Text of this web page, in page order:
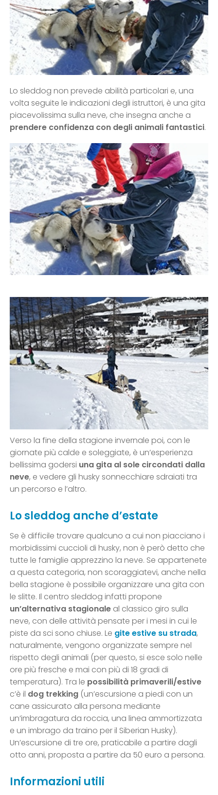
Lo sleddog non prevede abilità particolari e, una
volta seguite le indicazioni degli istruttori, è una gita
piacevolissima sulla neve, che insegna anche a
prendere confidenza con degli animali fantastici.
Verso la fine della stagione invernale poi, con le
giornate più calde e soleggiate, è un’esperienza
bellissima godersi una gita al sole circondati dalla
neve, e vedere gli husky sonnecchiare sdraiati tra
un percorso e l’altro.
Lo sleddog anche d’estate
Se è difficile trovare qualcuno a cui non piacciano i
morbidissimi cuccioli di husky, non è però detto che
tutte le famiglie apprezzino la neve. Se appartenete
a questa categoria, non scoraggiatevi, anche nella
bella stagione è possibile organizzare una gita con
le slitte. Il centro sleddog infatti propone
un’alternativa stagionale al classico giro sulla
neve, con delle attività pensate per i mesi in cui le
piste da sci sono chiuse. Le gite estive su strada,
naturalmente, vengono organizzate sempre nel
rispetto degli animali (per questo, si esce solo nelle
ore più fresche e mai con più di 18 gradi di
temperatura). Tra le possibilità primaverili/estive
c’è il dog trekking (un’escursione a piedi con un
cane assicurato alla persona mediante
un’imbragatura da roccia, una linea ammortizzata
e un imbrago da traino per il Siberian Husky).
Un’escursione di tre ore, praticabile a partire dagli
otto anni, proposta a partire da 50 euro a persona.
Informazioni utili